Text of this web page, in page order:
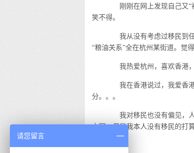
刚刚在网上发现自己又“
笑不得。
我从没有考虑过移民到任
“粮油关系”全在杭州某街道。觉
我热爱杭州，喜欢香港，
我在香港说过，我爱香港
分。。。
我对移民也没有偏见，人
中国。但是我本人没有移民的打
请您留言